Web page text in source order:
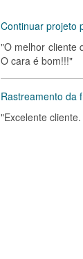
Continuar projeto
"O melhor cliente
O cara é bom!!!"
Rastreamento da
"Excelente